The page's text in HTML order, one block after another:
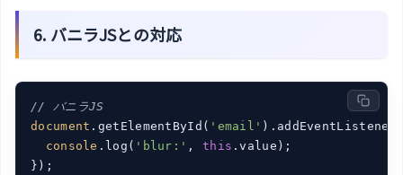
6. バニラJSとの対応
// バニラJS
document .getElementById( 'email'
console .log( 'blur:' , this .value);
});